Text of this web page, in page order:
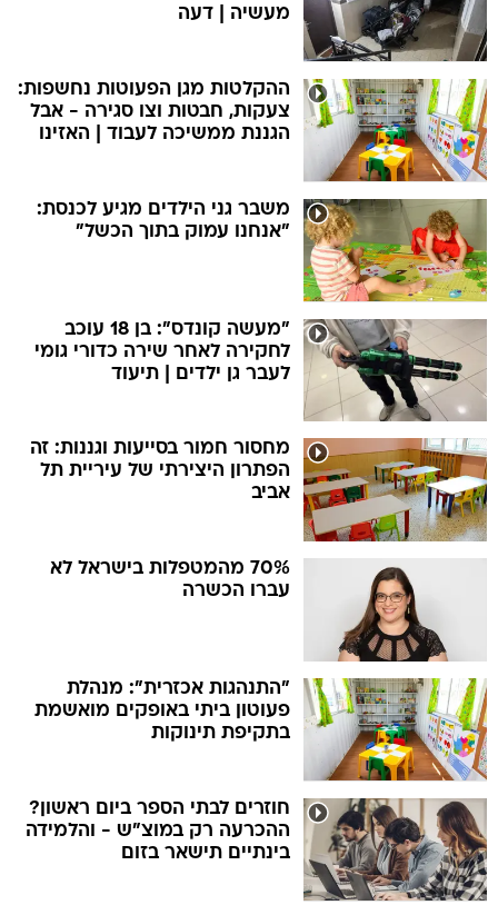
מעשיה | דעה
ההקלטות מגן הפעוטות נחשפות:
צעקות, חבטות וצו סגירה - אבל
הגננת ממשיכה לעבוד | האזינו
משבר גני הילדים מגיע לכנסת:
"אנחנו עמוק בתוך הכשל"
"מעשה קונדס": בן 18 עוכב
לחקירה לאחר שירה כדורי גומי
לעבר גן ילדים | תיעוד
מחסור חמור בסייעות וגננות: זה
הפתרון היצירתי של עיריית תל
אביב
70% מהמטפלות בישראל לא
עברו הכשרה
"התנהגות אכזרית": מנהלת
פעוטון ביתי באופקים מואשמת
בתקיפת תינוקות
חוזרים לבתי הספר ביום ראשון?
ההכרעה רק במוצ"ש - והלמידה
בינתיים תישאר בזום